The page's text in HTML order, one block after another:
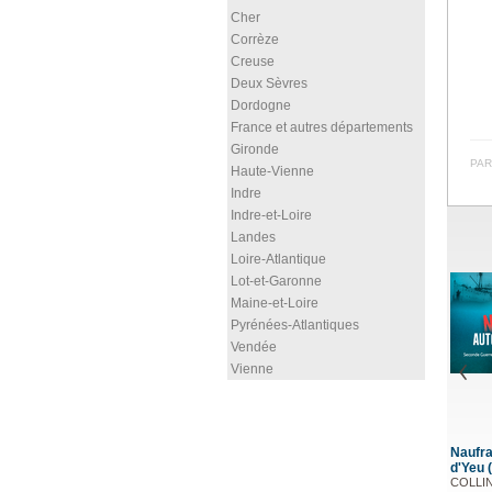
Cher
Corrèze
Creuse
Deux Sèvres
Dordogne
France et autres départements
Gironde
Haute-Vienne
Indre
Indre-et-Loire
Landes
Loire-Atlantique
Lot-et-Garonne
Maine-et-Loire
Pyrénées-Atlantiques
Vendée
Vienne
Association